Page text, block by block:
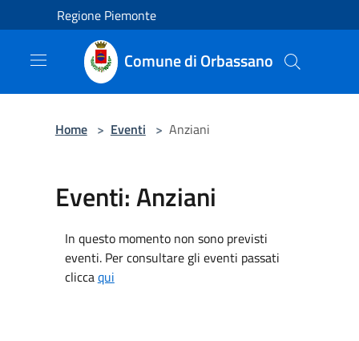
Salta al contenuto principale
Regione Piemonte
Comune di Orbassano
Home > Eventi > Anziani
Eventi: Anziani
In questo momento non sono previsti
eventi. Per consultare gli eventi passati
cliccaqui